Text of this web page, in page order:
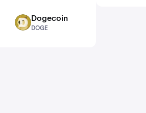
DOGE Dogecoin
DOGE